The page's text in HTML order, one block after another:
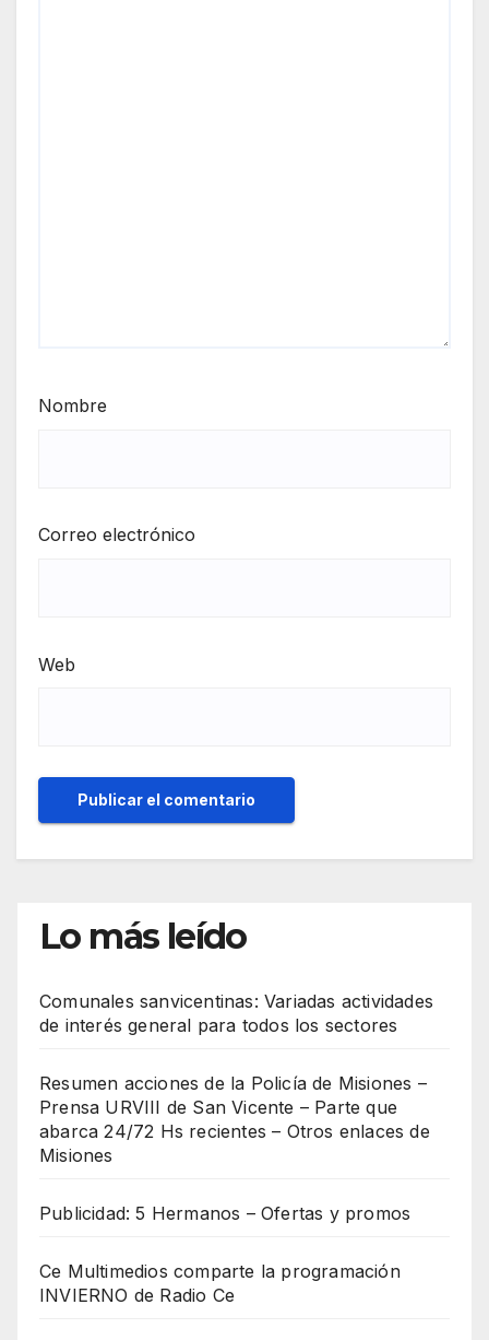
Nombre
Correo electrónico
Web
Lo más leído
Comunales sanvicentinas: Variadas actividades
de interés general para todos los sectores
Resumen acciones de la Policía de Misiones –
Prensa URVIII de San Vicente – Parte que
abarca 24/72 Hs recientes – Otros enlaces de
Misiones
Publicidad: 5 Hermanos – Ofertas y promos
Ce Multimedios comparte la programación
INVIERNO de Radio Ce